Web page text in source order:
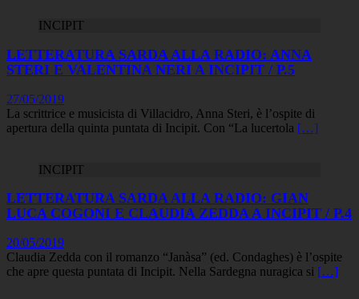
INCIPIT
LETTERATURA SARDA ALLA RADIO: ANNA
STERI E VALENTINA NERI A INCIPIT / P.5
27/05/2019
La scrittrice e musicista di Villacidro, Anna Steri, è l’ospite di
apertura della quinta puntata di Incipit. Con “La lucertola […]
INCIPIT
LETTERATURA SARDA ALLA RADIO: GIAN
LUCA COGONI E CLAUDIA ZEDDA A INCIPIT / P.4
20/05/2019
Claudia Zedda con il romanzo “Janàsa” (ed. Condaghes) è l’ospite
che apre questa puntata di Incipit. Nella Sardegna nuragica si […]